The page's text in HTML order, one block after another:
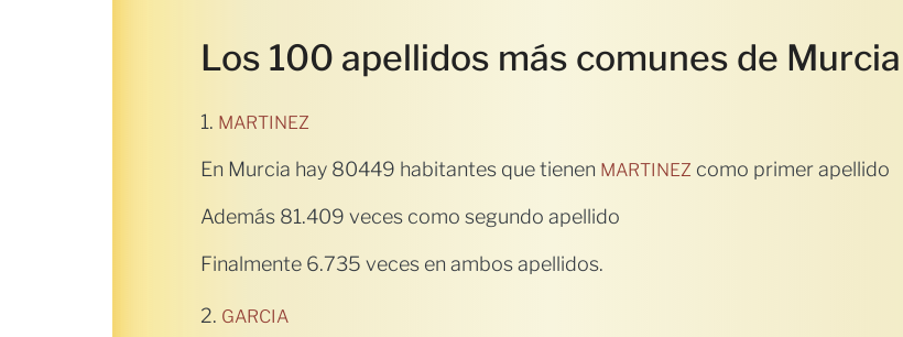
Los 100 apellidos más comunes de Murcia
1. MARTINEZ
En Murcia hay 80449 habitantes que tienen MARTINEZ como primer apellido
Además 81.409 veces como segundo apellido
Finalmente 6.735 veces en ambos apellidos.
2. GARCIA